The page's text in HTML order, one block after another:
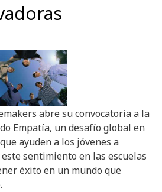
abre su convocatoria a la
Empatía, un desafío global en
ayuden a los jóvenes a
sentimiento en las escuelas
éxito en un mundo que